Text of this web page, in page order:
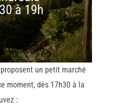
un petit marché
moment, dès 17h30 à la
: